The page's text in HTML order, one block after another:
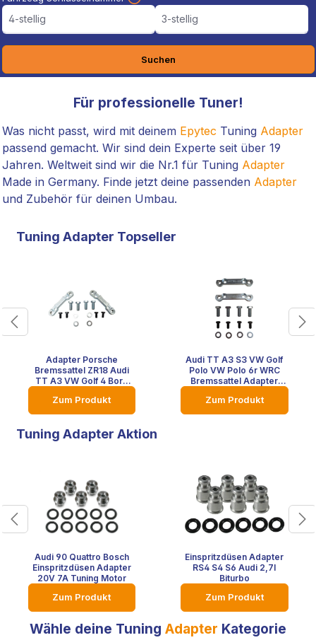
4-stellig
3-stellig
Suchen
Für professionelle Tuner!
Was nicht passt, wird mit deinem Epytec Tuning Adapter
passend gemacht. Wir sind dein Experte seit über 19
Jahren. Weltweit sind wir die Nr.1 für Tuning Adapter
Made in Germany. Finde jetzt deine passenden Adapter
und Zubehör für deinen Umbau.
Tuning Adapter Topseller
Adapter Porsche
Bremssattel ZR18 Audi
TT A3 VW Golf 4 Bora
Zum Produkt
Audi TT A3 S3 VW Golf
Polo VW Polo 6r WRC
Bremssattel Adapter
BM5 Bremse
Bremsanlage 334x32
Zum Produkt
Tuning Adapter Aktion
Audi 90 Quattro Bosch
Einspritzdüsen Adapter
20V 7A Tuning Motor
Zum Produkt
Einspritzdüsen Adapter
RS4 S4 S6 Audi 2,7l
Biturbo
Zum Produkt
Wähle deine Tuning Adapter Kategorie